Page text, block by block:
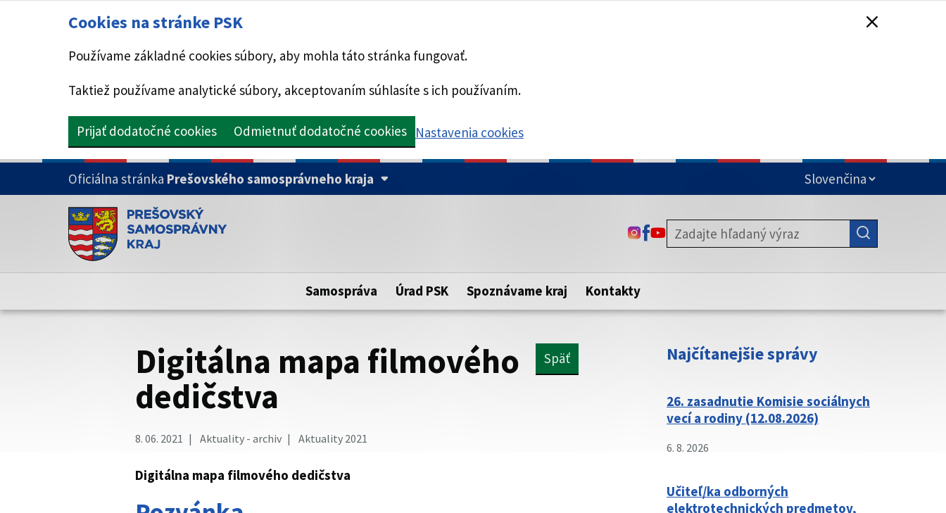
Cookies na stránke PSK
Používame základné cookies súbory, aby mohla táto stránka fungovať.
Taktiež používame analytické súbory, akceptovaním súhlasíte s ich používaním.
Prijať dodatočné cookies Odmietnuť dodatočné cookies Nastavenia cookies
PRESKOČIŤ NA HLAVNÝ OBSAH
Oficiálna stránka Prešovského samosprávneho kraja
Doména psk.sk je oficiálna
Toto je oficiálna webová stránka Prešovského samosprávneho kraja.
Táto stránka je zabezpečená
zabezpečenú webovú stránku. Zabezpečená stránka vždy začína
https:// pred názvom domény webového sídla.
ODKAZ SA OTVORÍ NA NOVEJ KARTE
ODKAZ SA OTVORÍ NA NOVEJ KARTE
ODKAZ SA OTVORÍ NA NOVEJ KARTE
Samospráva Úrad PSK Spoznávame kraj Kontakty
Digitálna mapa filmového
dedičstva
Späť
8. 06. 2021 Aktuality - archiv Aktuality 2021
Digitálna mapa filmového dedičstva
Najčítanejšie správy
26. zasadnutie Komisie sociálnych
vecí a rodiny (12.08.2026)
6. 8. 2026
Učiteľ/ka odborných
elektrotechnických predmetov,